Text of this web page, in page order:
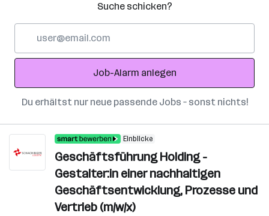
Suche schicken?
Adresse
Job-Alarm anlegen
Du erhältst nur neue passende Jobs – sonst nichts!
Einblicke
Geschäftsführung Holding -
Gestalter:in einer nachhaltigen
Geschäftsentwicklung, Prozesse und
Vertrieb (m/w/x)